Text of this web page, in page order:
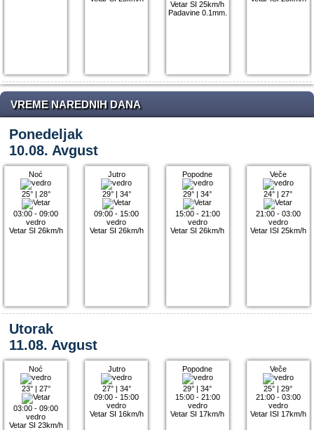
Vetar SI 25km/h
Padavine 0.1mm.
VREME NAREDNIH DANA
Ponedeljak
10.08. Avgust
Noć
25°| 28°
03:00 - 09:00
vedro
Vetar SI 26km/h
Jutro
29°| 34°
09:00 - 15:00
vedro
Vetar SI 26km/h
Popodne
29° |34°
15:00 - 21:00
vedro
Vetar SI 26km/h
Veče
24° |27°
21:00 - 03:00
vedro
Vetar ISI 25km/h
Utorak
11.08. Avgust
Noć
23°| 27°
03:00 - 09:00
vedro
Vetar SI 23km/h
Jutro
27°| 34°
09:00 - 15:00
vedro
Vetar SI 16km/h
Popodne
29° |34°
15:00 - 21:00
vedro
Vetar SI 17km/h
Veče
25° |29°
21:00 - 03:00
vedro
Vetar ISI 17km/h